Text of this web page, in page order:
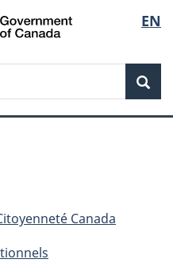
Passer
au
Passer
à
du
Passer
à
simplifiée
de
la
EN
Canada